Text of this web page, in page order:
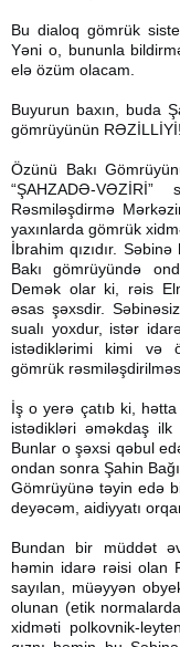
Bu dialoq gömrük
Yəni o, bununla
elə özüm olacam.
Buyurun baxın, buda
gömrüyünün RƏZİLLİYİ!
Özünü Bakı
“ŞAHZADƏ-
Rəsmiləşdirmə
yaxınlarda gömrük
İbrahim qızıdır.
Bakı gömrüyündə
Demək olar ki, rəis
əsas şəxsdir.
sualı yoxdur, istər
istədiklərimi kimi və
gömrük
İş o yerə çatıb ki,
istədikləri əməkdaş ilk
Bunlar o şəxsi qəbul
ondan sonra Şahin
Gömrüyünə təyin edə
deyəcəm, aidiyyatı
Bundan bir müddət
həmin idarə rəisi olan
sayılan, müəyyən
olunan (etik
xidməti polkovnik-